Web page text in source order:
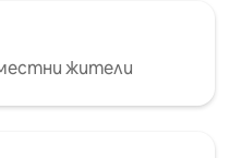
жители